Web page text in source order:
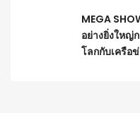
MEGA
อย่างยิ่งใหญ่
โลกกับเครือ